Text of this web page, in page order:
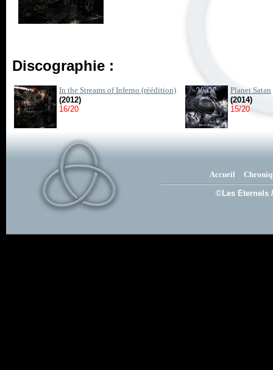
Discographie :
In the Streams of Inferno (réédition)
(2012)
16/20
Planet Satan
(2014)
15/20
Accueil
©Les Eternels